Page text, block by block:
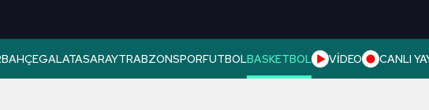
GALATASARAYTRABZONSPORFUTBOLBASKETBOL VİDEO CANLI